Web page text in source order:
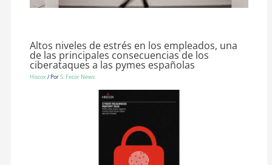
Altos niveles de estrés en los empleados, una
de las principales consecuencias de los
ciberataques a las pymes españolas
Hiscox/ PorS. Fecor News